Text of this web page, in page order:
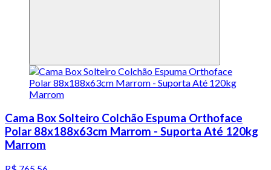
Cama Box Solteiro Colchão Espuma Orthoface
Polar 88x188x63cm Marrom - Suporta Até 120kg
Marrom